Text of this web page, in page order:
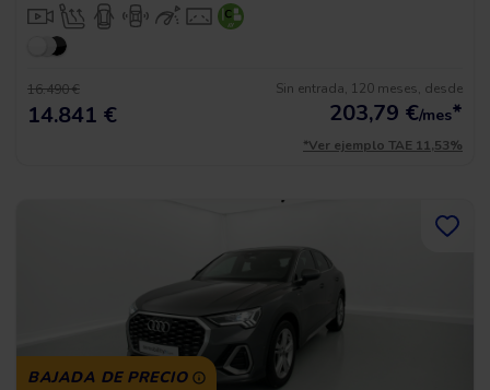
16.490 €
14.841 €
Sin entrada, 120 meses, desde
203,79 €/mes*
*Ver ejemplo TAE 11,53%
BAJADA DE PRECIO